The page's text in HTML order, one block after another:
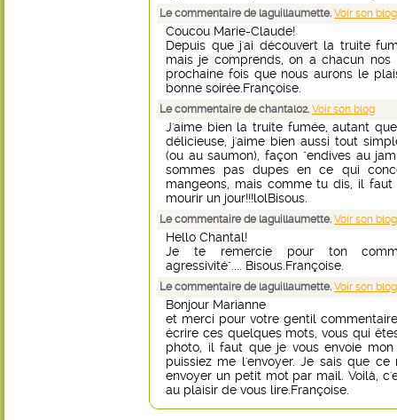
Le commentaire de laguillaumette. Voir son blog
Coucou Marie-Claude!
Depuis que j'ai découvert la truite
mais je comprends, on a chacun
prochaine fois que nous aurons le
bonne soirée.Françoise.
Le commentaire de chantal02. Voir son blog
J'aime bien la truite fumée, autant
délicieuse, j'aime bien aussi tout
(ou au saumon), façon "endives au
sommes pas dupes en ce qui
mangeons, mais comme tu dis, il
mourir un jour!!!lolBisous.
Le commentaire de laguillaumette. Voir son blog
Hello Chantal!
Je te remercie pour ton
agressivité".... Bisous.Françoise.
Le commentaire de laguillaumette. Voir son blog
Bonjour Marianne
et merci pour votre gentil
écrire ces quelques mots, vous qui
photo, il faut que je vous envoie
puissiez me l'envoyer. Je sais que
envoyer un petit mot par mail. Voilà,
au plaisir de vous lire.Françoise.